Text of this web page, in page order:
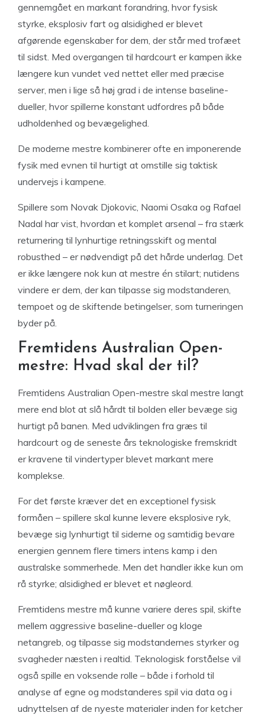
gennemgået en markant forandring, hvor fysisk
styrke, eksplosiv fart og alsidighed er blevet
afgørende egenskaber for dem, der står med trofæet
til sidst. Med overgangen til hardcourt er kampen ikke
længere kun vundet ved nettet eller med præcise
server, men i lige så høj grad i de intense baseline-
dueller, hvor spillerne konstant udfordres på både
udholdenhed og bevægelighed.
De moderne mestre kombinerer ofte en imponerende
fysik med evnen til hurtigt at omstille sig taktisk
undervejs i kampene.
Spillere som Novak Djokovic, Naomi Osaka og Rafael
Nadal har vist, hvordan et komplet arsenal – fra stærk
returnering til lynhurtige retningsskift og mental
robusthed – er nødvendigt på det hårde underlag. Det
er ikke længere nok kun at mestre én stilart; nutidens
vindere er dem, der kan tilpasse sig modstanderen,
tempoet og de skiftende betingelser, som turneringen
byder på.
Fremtidens Australian Open-
mestre: Hvad skal der til?
Fremtidens Australian Open-mestre skal mestre langt
mere end blot at slå hårdt til bolden eller bevæge sig
hurtigt på banen. Med udviklingen fra græs til
hardcourt og de seneste års teknologiske fremskridt
er kravene til vindertyper blevet markant mere
komplekse.
For det første kræver det en exceptionel fysisk
formåen – spillere skal kunne levere eksplosive ryk,
bevæge sig lynhurtigt til siderne og samtidig bevare
energien gennem flere timers intens kamp i den
australske sommerhede. Men det handler ikke kun om
rå styrke; alsidighed er blevet et nøgleord.
Fremtidens mestre må kunne variere deres spil, skifte
mellem aggressive baseline-dueller og kloge
netangreb, og tilpasse sig modstandernes styrker og
svagheder næsten i realtid. Teknologisk forståelse vil
også spille en voksende rolle – både i forhold til
analyse af egne og modstanderes spil via data og i
udnyttelsen af de nyeste materialer inden for ketcher